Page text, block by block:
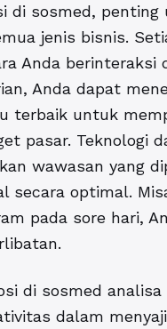
di sosmed,
jenis bisnis.
Anda berinteraksi
Anda dapat
terbaik untuk
pasar. Teknologi
wawasan yang
secara optimal.
pada sore hari,
di sosmed
dalam